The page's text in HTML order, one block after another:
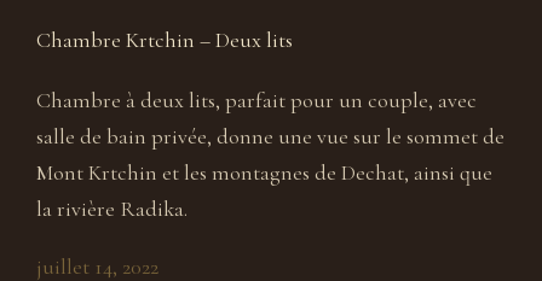
Chambre Krtchin – Deux lits
Chambre à deux lits, parfait pour un couple, avec
salle de bain privée, donne une vue sur le sommet de
Mont Krtchin et les montagnes de Dechat, ainsi que
la rivière Radika.
juillet 14, 2022